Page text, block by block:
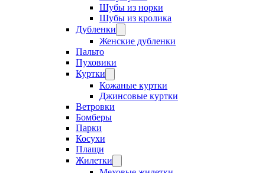
Шубы из норки
Шубы из кролика
Дубленки
Женские дубленки
Пальто
Пуховики
Куртки
Кожаные куртки
Джинсовые куртки
Ветровки
Бомберы
Парки
Косухи
Плащи
Жилетки